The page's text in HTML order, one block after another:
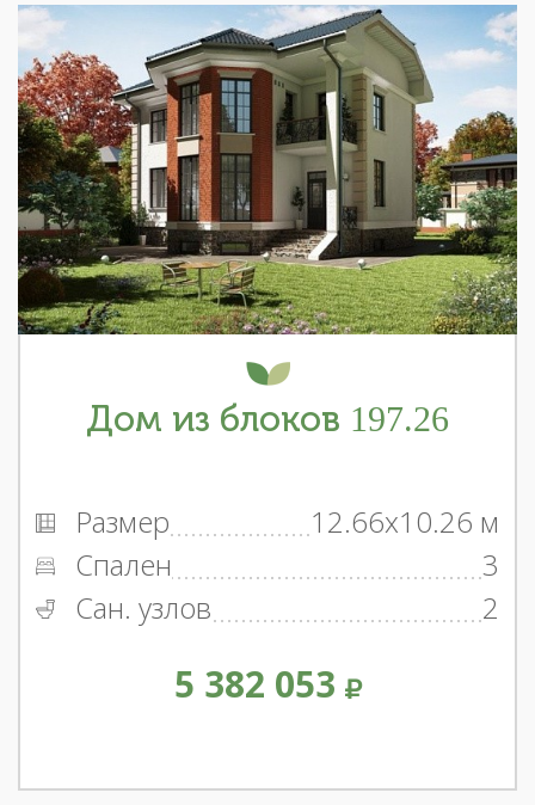
Дом из блоков 197.26
Размер
12.66x10.26 м
Спален
3
Сан. узлов
2
5 382 053